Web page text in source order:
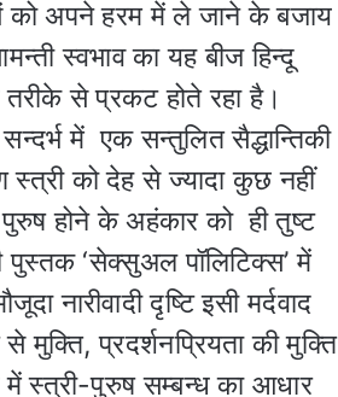
को अपने हरम में ले जाने के बजाय
स्वभाव का यह बीज हिन्दू
से प्रकट होते रहा है।
में एक सन्तुलित सैद्धान्तिकी
स्त्री को देह से ज्यादा कुछ नहीं
होने के अहंकार को ही तुष्ट
पुस्तक ‘सेक्सुअल पॉलिटिक्स’ में
नारीवादी दृष्टि इसी मर्दवाद
प्रदर्शनप्रियता की मुक्ति
में स्त्री-पुरुष सम्बन्ध का आधार